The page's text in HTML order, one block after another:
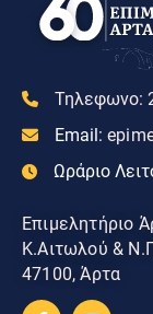
Τηλεφωνο:
Email:
Ωράριο
Επιμελητήριο
Κ.Αιτωλού &
47100, Άρτα